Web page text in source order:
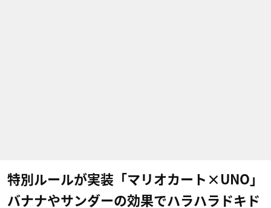
特別ルールが実装「マリオカート×UNO」
バナナやサンダーの効果でハラハラドキド